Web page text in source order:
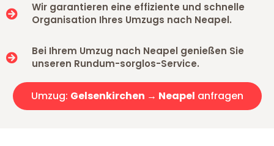
Wir garantieren eine effiziente und schnelle
Organisation Ihres Umzugs nach Neapel.
Bei Ihrem Umzug nach Neapel genießen Sie
unseren Rundum-sorglos-Service.
Umzug: Gelsenkirchen → Neapel anfragen